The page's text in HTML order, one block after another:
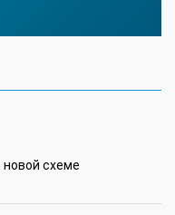
схеме